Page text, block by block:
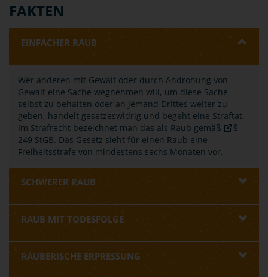
FAKTEN
EINFACHER RAUB
Wer anderen mit Gewalt oder durch Androhung von
Gewalt eine Sache wegnehmen will, um diese Sache
selbst zu behalten oder an jemand Drittes weiter zu
geben, handelt gesetzeswidrig und begeht eine Straftat.
Im Strafrecht bezeichnet man das als Raub gemäß
§
249 StGB. Das Gesetz sieht für einen Raub eine
Freiheitsstrafe von mindestens sechs Monaten vor.
SCHWERER RAUB
RAUB MIT TODESFOLGE
RÄUBERISCHE ERPRESSUNG